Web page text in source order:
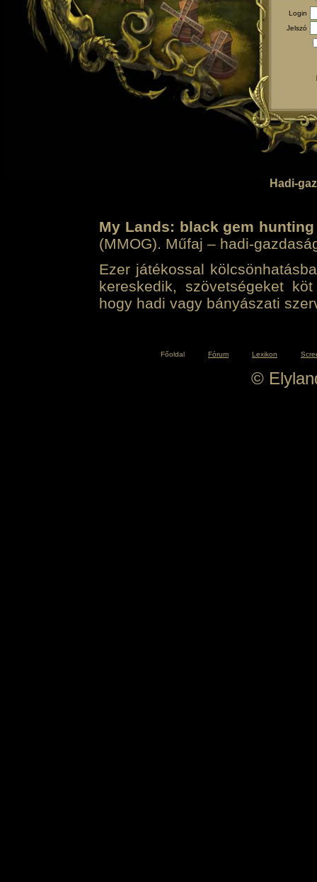
Login
Jelszó
Hadi-
My Lands: black gem hunting
(MMOG). Műfaj – hadi-
Ezer játékossal
kereskedik, szövetségeket
hogy hadi vagy bányászati
Főoldal Fórum Lexikon
©